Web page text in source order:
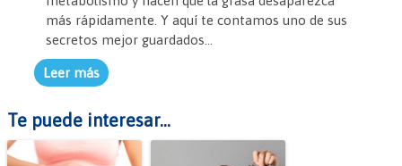
más rápidamente. Y aquí te contamos uno de sus
secretos mejor guardados…
Leer más
Te puede interesar...